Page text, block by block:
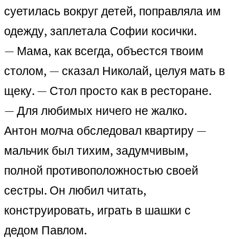
суетилась вокруг детей, поправляла им
одежду, заплетала Софии косички.
— Мама, как всегда, объестся твоим
столом, — сказал Николай, целуя мать в
щеку. — Стол просто как в ресторане.
— Для любимых ничего не жалко.
Антон молча обследовал квартиру —
мальчик был тихим, задумчивым,
полной противоположностью своей
сестры. Он любил читать,
конструировать, играть в шашки с
дедом Павлом.